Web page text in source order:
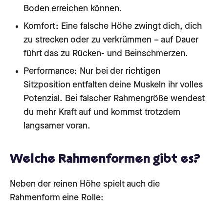
Boden erreichen können.
Komfort: Eine falsche Höhe zwingt dich, dich
zu strecken oder zu verkrümmen – auf Dauer
führt das zu Rücken- und Beinschmerzen.
Performance: Nur bei der richtigen
Sitzposition entfalten deine Muskeln ihr volles
Potenzial. Bei falscher Rahmengröße wendest
du mehr Kraft auf und kommst trotzdem
langsamer voran.
Welche Rahmenformen gibt es?
Neben der reinen Höhe spielt auch die
Rahmenform eine Rolle: